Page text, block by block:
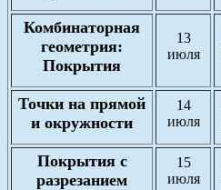
Комбинаторная
геометрия:
Покрытия
13
июля
Точки на прямой
и окружности
14
июля
Покрытия с
разрезанием
15
июля